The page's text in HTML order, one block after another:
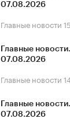
07.08.2026
Главные новости
Главные
07.08.2026
Главные новости
Главные
07.08.2026